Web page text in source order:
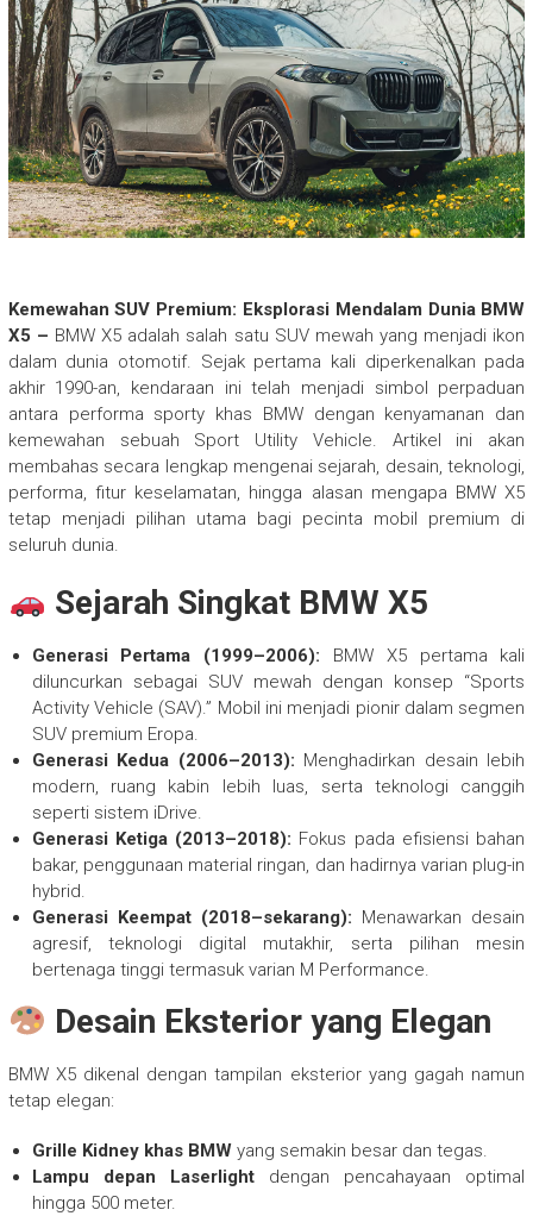
Kemewahan SUV Premium: Eksplorasi Mendalam Dunia BMW
X5 – BMW X5 adalah salah satu SUV mewah yang menjadi ikon
dalam dunia otomotif. Sejak pertama kali diperkenalkan pada
akhir 1990-an, kendaraan ini telah menjadi simbol perpaduan
antara performa sporty khas BMW dengan kenyamanan dan
kemewahan sebuah Sport Utility Vehicle. Artikel ini akan
membahas secara lengkap mengenai sejarah, desain, teknologi,
performa, fitur keselamatan, hingga alasan mengapa BMW X5
tetap menjadi pilihan utama bagi pecinta mobil premium di
seluruh dunia.
Sejarah Singkat BMW X5
Generasi Pertama (1999–2006): BMW X5 pertama kali
diluncurkan sebagai SUV mewah dengan konsep “Sports
Activity Vehicle (SAV).” Mobil ini menjadi pionir dalam segmen
SUV premium Eropa.
Generasi Kedua (2006–2013): Menghadirkan desain lebih
modern, ruang kabin lebih luas, serta teknologi canggih
seperti sistem iDrive.
Generasi Ketiga (2013–2018): Fokus pada efisiensi bahan
bakar, penggunaan material ringan, dan hadirnya varian plug-in
hybrid.
Generasi Keempat (2018–sekarang): Menawarkan desain
agresif, teknologi digital mutakhir, serta pilihan mesin
bertenaga tinggi termasuk varian M Performance.
Desain Eksterior yang Elegan
BMW X5 dikenal dengan tampilan eksterior yang gagah namun
tetap elegan:
Grille Kidney khas BMWyang semakin besar dan tegas.
Lampu depan Laserlightdengan pencahayaan optimal
hingga 500 meter.